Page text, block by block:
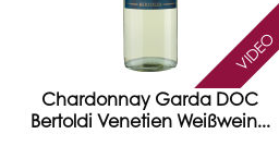
VIDEO
Chardonnay Garda DOC
Bertoldi Venetien Weißwein...